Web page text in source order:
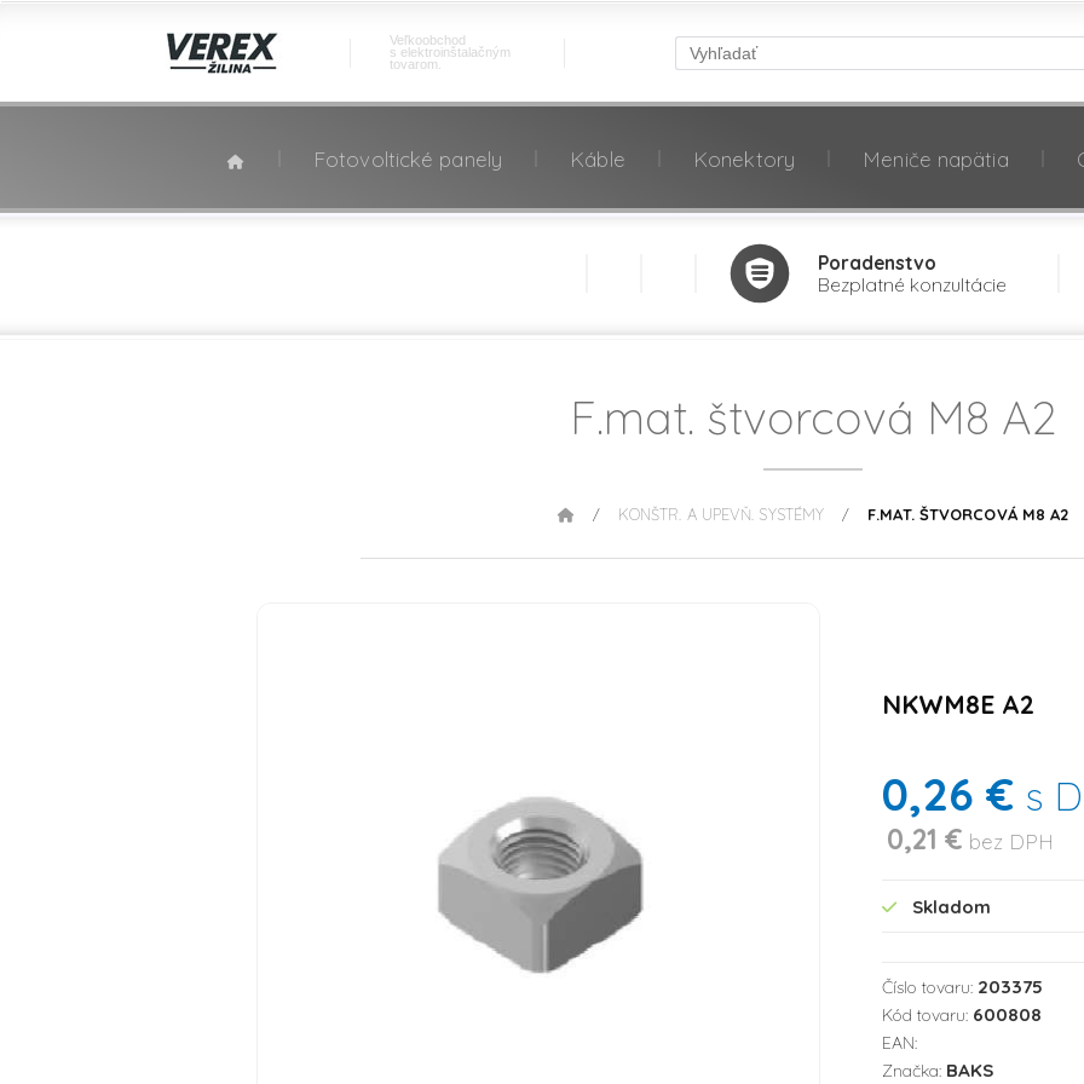
Veľkoobchod
s elektroinštalačným
tovarom.
Fotovoltické panely Káble Konektory Meniče napätia
Poradenstvo
Bezplatné konzultácie
F.mat. štvorcová M8 A2
/ KONŠTR. A UPEVŇ. SYSTÉMY / F.MAT. ŠTVORCOVÁ M8 A2
NKWM8E A2
0,26 € s
0,21 € bez DPH
Skladom
Číslo tovaru: 203375
Kód tovaru: 600808
EAN:
Značka: BAKS